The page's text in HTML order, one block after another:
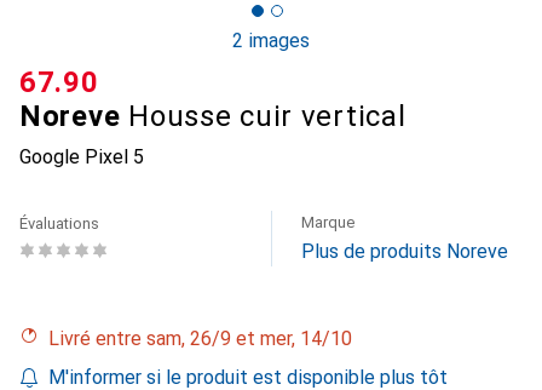
2 images
Noreve Housse cuir vertical
Google Pixel 5
CHF
67.90
Évaluations Marque
Plus de produits Noreve
Livré entre sam, 26/9 et mer, 14/10
M'informer si le produit est disponible plus tôt